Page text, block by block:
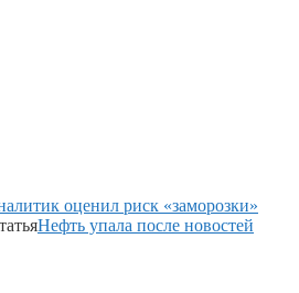
оценил риск «заморозки»
Нефть упала после новостей